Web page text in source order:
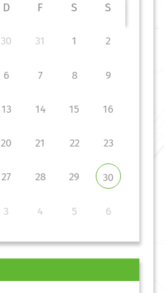
D F S S
30 31 1 2
6 7 8 9
13 14 15 16
20 21 22 23
27 28 29 30
3 4 5 6